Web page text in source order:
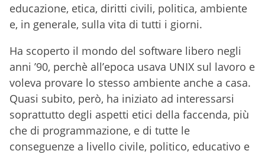
educazione, etica, diritti civili, politica, ambiente
e, in generale, sulla vita di tutti i giorni.
Ha scoperto il mondo del software libero negli
anni ’90, perchè all’epoca usava UNIX sul lavoro e
voleva provare lo stesso ambiente anche a casa.
Quasi subito, però, ha iniziato ad interessarsi
soprattutto degli aspetti etici della faccenda, più
che di programmazione, e di tutte le
conseguenze a livello civile, politico, educativo e